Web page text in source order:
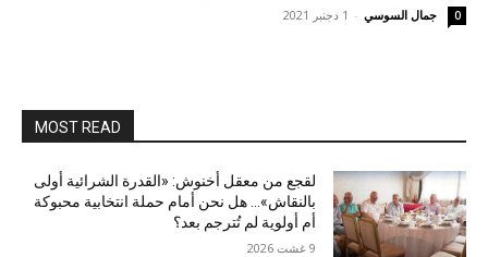
جمال السوسي - 1 دجنبر 2021 0
MOST READ
لقجع من معقل أخنوش: «القدرة الشرائية أولى
بالنقاش»… هل نحن أمام حملة انتخابية محبوكة
أم أولوية لم تُترجم بعد؟
9 غشت 2026